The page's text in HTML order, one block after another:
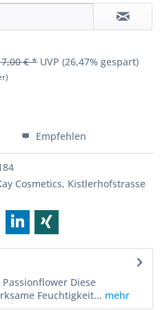
€ * UVP (26,47% gespart)
Empfehlen
Cosmetics, Kistlerhofstrasse
Diese
Feuchtigkeit... mehr